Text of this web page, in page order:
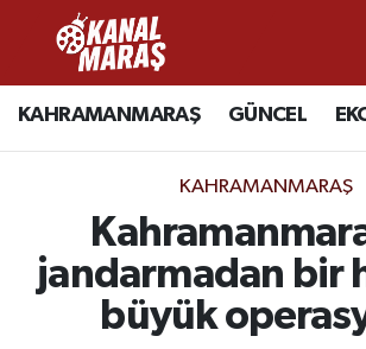
KAHRAMANMARAŞ GÜNCEL
KAHRAMANMARAŞ
jandarmadan bir
büyük
CANLI YAYIN
KAHRAMANMARAŞ
SPOR
SİYASET
Kahramanmaraş Nöbetçi
Kahramanmaraş Hava Durumu
Kahramanmaraş Trafik
Süper Lig Puan Durumu ve